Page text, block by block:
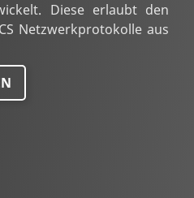
Diese erlaubt den
Netzwerkprotokolle aus